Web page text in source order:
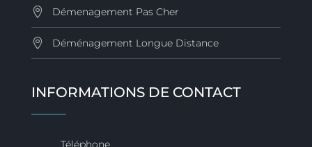
Démenagement Pas Cher
Déménagement Longue Distance
INFORMATIONS DE CONTACT
Téléphone